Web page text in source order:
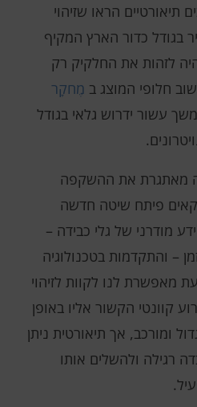
הראו שזיהוי
בגודל כדור הארץ המקיף
לזהות את החלקיק רק
חלופי המוצג ב מֶחקָר
עשור ידרוש גלאי בגודל
מאתגרת את ההשקפה
פיתח שיטה חדשה
מודרני של גלי כבידה –
– והתקדמות בטכנולוגיה
מאפשרת לנו לקוות לזיהוי
קוונטי הקשור אליו באופן
ומורכב, אך תיאורטית ניתן
רגילה ולהשלים אותו